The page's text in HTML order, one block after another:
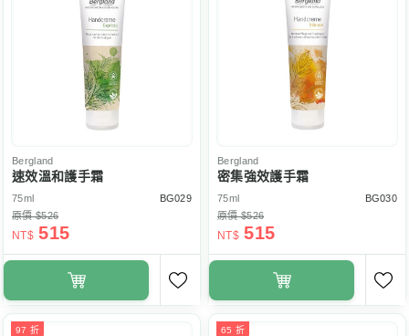
Bergland
速效溫和護手霜
75ml
BG029
原價 $526
NT$ 515
Bergland
密集強效護手霜
75ml
BG030
原價 $526
NT$ 515
97 折 65 折